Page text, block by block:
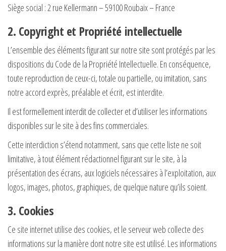
Siège social : 2 rue Kellermann – 59100 Roubaix – France
2. Copyright et Propriété intellectuelle
L’ensemble des éléments figurant sur notre site sont protégés par les
dispositions du Code de la Propriété Intellectuelle. En conséquence,
toute reproduction de ceux-ci, totale ou partielle, ou imitation, sans
notre accord exprès, préalable et écrit, est interdite.
Il est formellement interdit de collecter et d’utiliser les informations
disponibles sur le site à des fins commerciales.
Cette interdiction s’étend notamment, sans que cette liste ne soit
limitative, à tout élément rédactionnel figurant sur le site, à la
présentation des écrans, aux logiciels nécessaires à l’exploitation, aux
logos, images, photos, graphiques, de quelque nature qu’ils soient.
3. Cookies
Ce site internet utilise des cookies, et le serveur web collecte des
informations sur la manière dont notre site est utilisé. Les informations